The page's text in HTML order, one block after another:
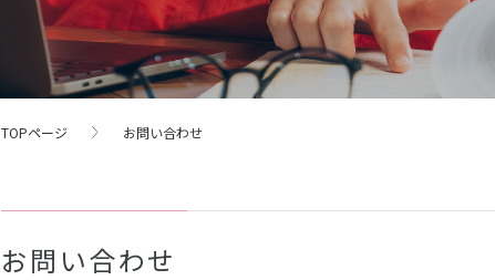
TOPページ お問い合わせ
お問い合わせ